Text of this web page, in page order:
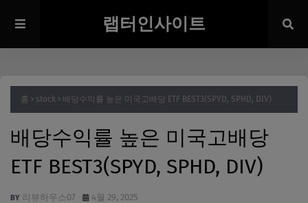
랩터인사이트
홈 stock 배당수익률 높은 미국고배당 ETF BEST3(SPYD, SPHD, DIV)
배당수익률 높은 미국고배당
ETF BEST3(SPYD, SPHD, DIV)
리뷰하우스07 4월 29, 2025